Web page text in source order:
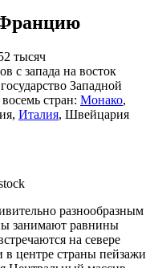
тысяч
с запада на восток
Западной
стран: Монако,
Италия, Швейцария
разнообразным
занимают равнины
на севере
в центре страны пейзажи